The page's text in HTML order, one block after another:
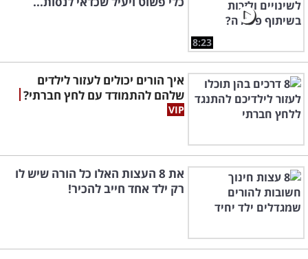
8:23
איך הורים יכולים לעזור לילדים
שלהם להתמודד עם לחץ חברתי?
את 8 העצות האלו כל הורה שיש לו
רק ילד אחד חייב להכיר!